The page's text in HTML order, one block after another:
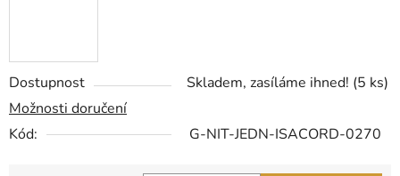
Dostupnost Skladem, zasíláme ihned! (5 ks)
Možnosti doručení
Kód:
G-NIT-JEDN-ISACORD-0270